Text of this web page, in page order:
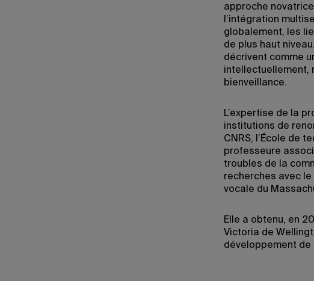
approche
l’intégration
globalement, les
de plus haut
décrivent comme
intellectuellement,
bienveillance.
L’expertise de la
institutions de
CNRS, l’École de
professeure
troubles de la
recherches avec
vocale du
Elle a obtenu, en
Victoria de
développement de